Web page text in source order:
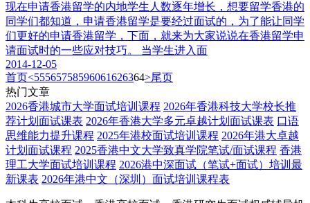
现在申请香港留学的内地学生人数逐年增长，想要留学香港的
同学们都知道，申请香港留学是要经过面试的，为了能让同学
们更好的申请香港留学，下面，就来为大家说说在香港留学申
请面试时的一些应对技巧。 当学生进入面
2014-12-05
首页<55565758596061626364>尾页
热门文章
2026香港城市大学面试培训课程 2026年香港科技大学校长推
荐计划面试课表 2026年香港大学多元卓越计划面试课表 口语
思维能力提升课程 2025年港校面试培训课程 2026年港大卓越
计划面试课程 2025香港中文大学致真学院笔试/面试课程 香港
理工大学面试培训课程 2026港中深面试（笔试+面试）培训最
新课表 2026年港中文（深圳）面试培训课程表